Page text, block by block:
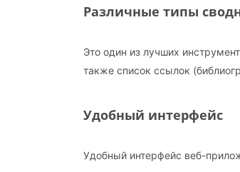
Различные типы
Это один из лучших
также список ссылок
Удобный интерфейс
Удобный интерфейс веб-